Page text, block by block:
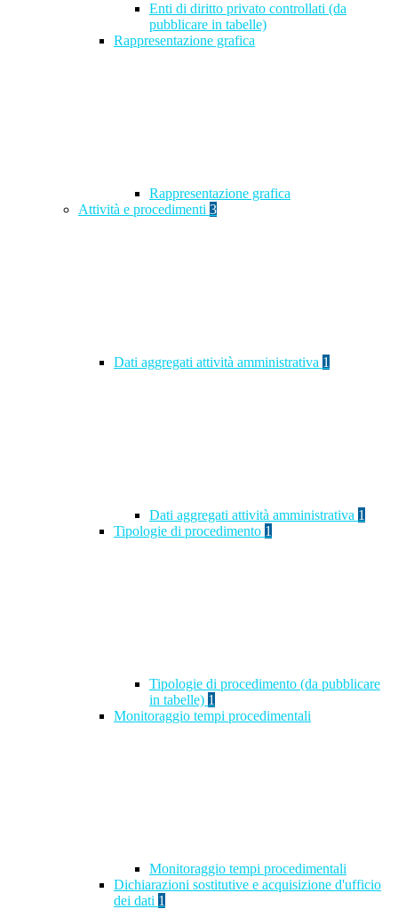
Enti di diritto privato controllati (da
pubblicare in tabelle)
Rappresentazione grafica
Rappresentazione grafica
Attività e procedimenti 3
Dati aggregati attività amministrativa 1
Dati aggregati attività amministrativa 1
Tipologie di procedimento 1
Tipologie di procedimento (da pubblicare
in tabelle) 1
Monitoraggio tempi procedimentali
Monitoraggio tempi procedimentali
Dichiarazioni sostitutive e acquisizione d'ufficio
dei dati 1